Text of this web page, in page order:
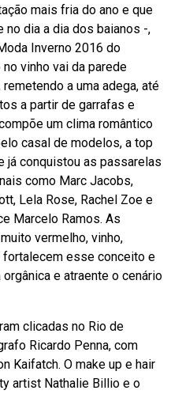
mais fria do ano e que
dia a dia dos baianos -,
Inverno 2016 do
vinho vai da parede
a uma adega, até
a partir de garrafas e
um clima romântico
casal de modelos, a top
já conquistou as passarelas
como Marc Jacobs,
Lela Rose, Rachel Zoe e
Marcelo Ramos. As
vermelho, vinho,
esse conceito e
e atraente o cenário
clicadas no Rio de
Ricardo Penna, com
Kaifatch. O make up e hair
artist Nathalie Billio e o